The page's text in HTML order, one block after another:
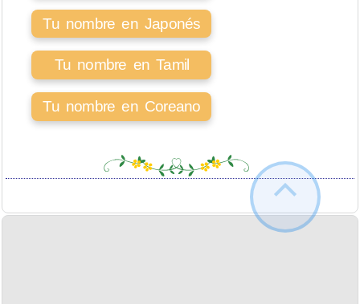
Tu nombre en Japonés
Tu nombre en Tamil
Tu nombre en Coreano